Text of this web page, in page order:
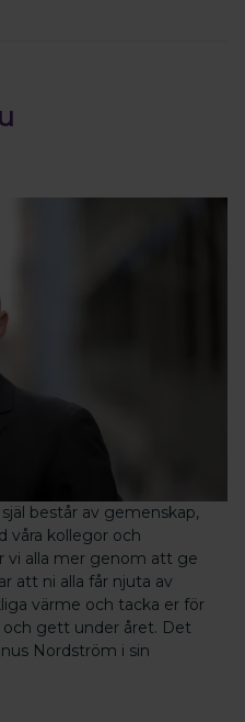
består av gemenskap,
våra kollegor och
vi alla mer genom att ge
att ni alla får njuta av
värme och tacka er för
gett under året. Det
Nordström i sin